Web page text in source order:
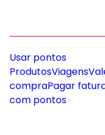
Usar pontos
ProdutosViagens
compraPagar
com pontos